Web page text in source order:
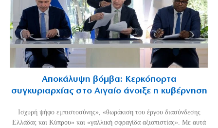
Αποκάλυψη βόμβα: Κερκόπορτα
συγκυριαρχίας στο Αιγαίο άνοιξε η κυβέρνηση
Ισχυρή ψήφο εμπιστοσύνης», «θωράκιση του έργου διασύνδεσης
Ελλάδας και Κύπρου» και «γαλλική σφραγίδα αξιοπιστίας». Με αυτά